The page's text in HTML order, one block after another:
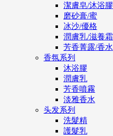
潔膚皂/沐浴膠
磨砂膏/蜜
冰沙/優格
潤膚乳/滋養霜
芳香菁露/香水
香氛系列
沐浴膠
潤膚乳
芳香噴霧
淡雅香水
头发系列
洗髮精
護髮乳